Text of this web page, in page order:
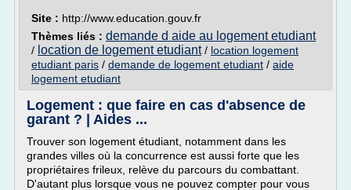
Site : http://www.education.gouv.fr
Thèmes liés : demande d aide au logement etudiant
/ location de logement etudiant/ location logement
etudiant paris / demande de logement etudiant / aide
logement etudiant
Logement : que faire en cas d'absence de
garant ? | Aides ...
Trouver son logement étudiant, notamment dans les
grandes villes où la concurrence est aussi forte que les
propriétaires frileux, relève du parcours du combattant.
D'autant plus lorsque vous ne pouvez compter pour vous